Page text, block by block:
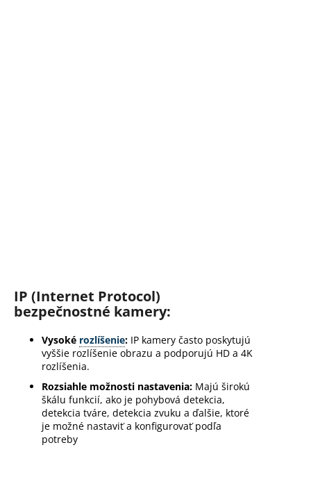
IP (Internet Protocol)
bezpečnostné kamery:
Vysoké rozlíšenie: IP kamery často poskytujú
vyššie rozlíšenie obrazu a podporujú HD a 4K
rozlíšenia.
Rozsiahle možnosti nastavenia: Majú širokú
škálu funkcií, ako je pohybová detekcia,
detekcia tváre, detekcia zvuku a ďalšie, ktoré
je možné nastaviť a konfigurovať podľa
potreby